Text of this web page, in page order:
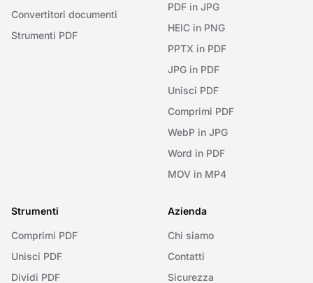
Convertitori documenti
Strumenti PDF
PDF in JPG
HEIC in PNG
PPTX in PDF
JPG in PDF
Unisci PDF
Comprimi PDF
WebP in JPG
Word in PDF
MOV in MP4
Strumenti
Comprimi PDF
Unisci PDF
Dividi PDF
Azienda
Chi siamo
Contatti
Sicurezza